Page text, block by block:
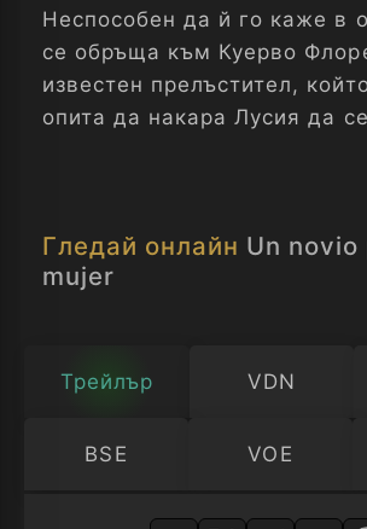
Неспособен да й го каже в
се обръща към Куерво
известен прелъстител,
опита да накара Лусия да
Гледай онлайн Un novio
mujer
Трейлър VDN
BSE VOE
Изберете